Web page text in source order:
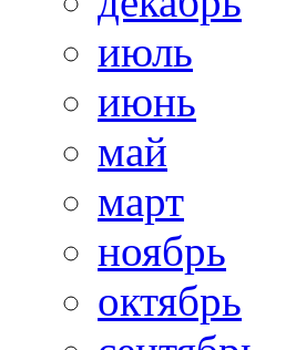
июль
июнь
май
март
ноябрь
октябрь